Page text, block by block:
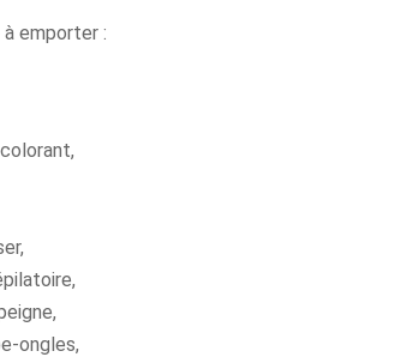
emporter :
ongles,